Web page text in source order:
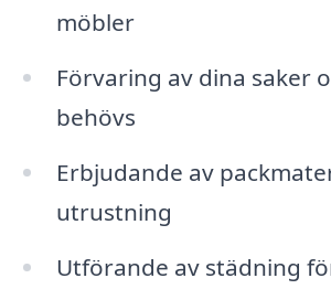
möbler
Förvaring av dina saker
behövs
Erbjudande av
utrustning
Utförande av städning